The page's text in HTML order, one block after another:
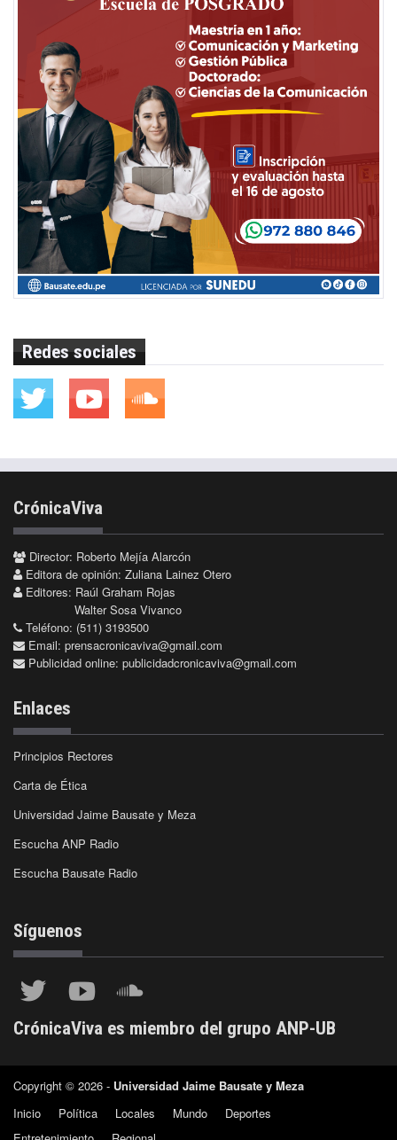
Redes sociales
CrónicaViva
Director: Roberto Mejía Alarcón
Editora de opinión: Zuliana Lainez Otero
Editores: Raúl Graham Rojas
Walter Sosa Vivanco
Teléfono: (511) 3193500
Email: prensacronicaviva@gmail.com
Publicidad online: publicidadcronicaviva@gmail.com
Enlaces
Principios Rectores
Carta de Ética
Universidad Jaime Bausate y Meza
Escucha ANP Radio
Escucha Bausate Radio
Síguenos
CrónicaViva es miembro del grupo ANP-UB
Copyright © 2026 - Universidad Jaime Bausate y Meza
Inicio
Política Locales Mundo
Deportes